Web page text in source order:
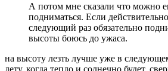
А потом мне сказали что можно
подниматься. Если
следующий раз обязательно
высоты боюсь до ужаса.
на высоту лезть лучше уже в
лету, когда тепло и солнечно